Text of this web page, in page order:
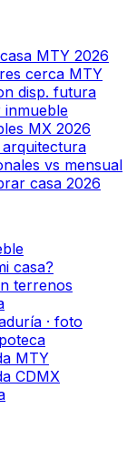
MTY 2026
cerca MTY
disp. futura
inmueble
MX 2026
arquitectura
vs mensual
casa 2026
casa?
terrenos
· foto
MTY
CDMX